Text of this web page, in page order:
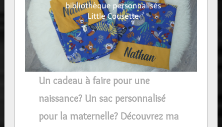
Un cadeau à faire pour une
naissance? Un sac personnalisé
pour la maternelle? Découvrez ma